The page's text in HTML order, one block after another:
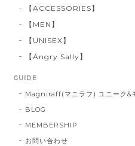
【ACCESSORIES】
【MEN】
【UNISEX】
【Angry Sally】
GUIDE
Magniraff(マニラフ) ユニーク&
BLOG
MEMBERSHIP
お問い合わせ